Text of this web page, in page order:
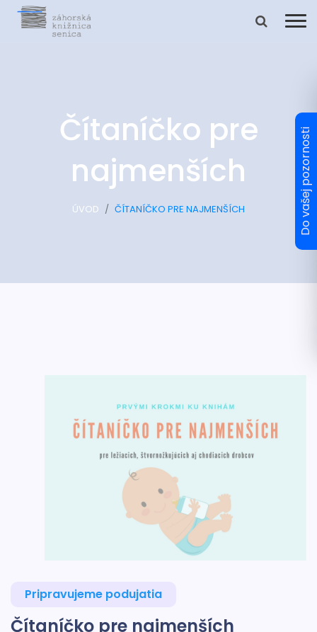
Čítaníčko pre
najmenších
ÚVOD ČÍTANÍČKO PRE NAJMENŠÍCH
Pripravujeme podujatia
Čítaníčko pre najmenších